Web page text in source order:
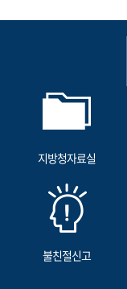
지방청자료실
불친절신고